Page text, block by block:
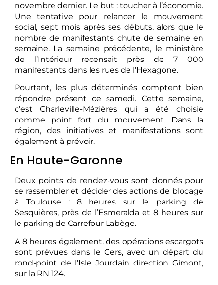
novembre dernier. Le but : toucher à l’économie.
Une tentative pour relancer le mouvement
social, sept mois après ses débuts, alors que le
nombre de manifestants chute de semaine en
semaine. La semaine précédente, le ministère
de l’Intérieur recensait près de 7 000
manifestants dans les rues de l’Hexagone.
Pourtant, les plus déterminés comptent bien
répondre présent ce samedi. Cette semaine,
c’est Charleville-Mézières qui a été choisie
comme point fort du mouvement. Dans la
région, des initiatives et manifestations sont
également à prévoir.
En Haute-Garonne
Deux points de rendez-vous sont donnés pour
se rassembler et décider des actions de blocage
à Toulouse : 8 heures sur le parking de
Sesquières, près de l’Esmeralda et 8 heures sur
le parking de Carrefour Labège.
A 8 heures également, des opérations escargots
sont prévues dans le Gers, avec un départ du
rond-point de l’Isle Jourdain direction Gimont,
sur la RN 124.